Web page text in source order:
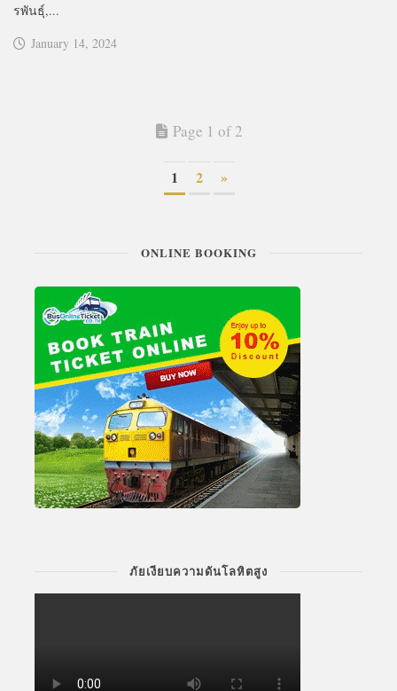
รพันธุ์,...
January 14, 2024
Page 1 of 2
1 2 »
ONLINE BOOKING
ภัยเงียบความดันโลหิตสูง